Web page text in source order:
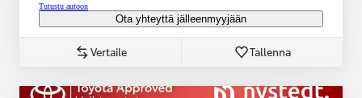
Tutustu autoon
Ota yhteyttä jälleenmyyjään
Vertaile Tallenna